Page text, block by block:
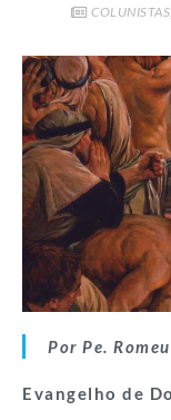
COLUNISTAS,
Por Pe.
Evangelho de